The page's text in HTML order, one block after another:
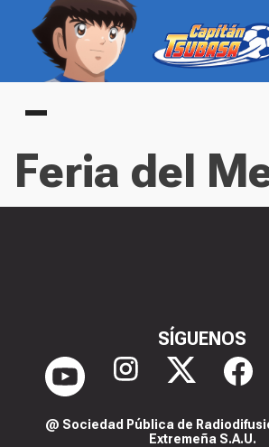
Main menu
Feria del
SÍGUENOS
@ Sociedad Pública de
Extremeña S.A.U.